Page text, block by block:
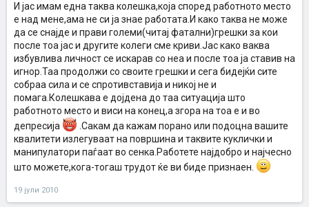
И јас имам една таква колешка,која според работното место
е над мене,ама не си ја знае работата.И како таква не може
да се снајде и прави големи(читај фатални)грешки за кои
после тоа јас и другите колеги сме криви.Јас како ваква
избувлива личност се искарав со неа и после тоа ја ставив на
игнор.Таа продолжи со своите грешки и сега бидејќи сите
собраа сила и се спротивставија и никој не и
помага.Колешкава е дојдена до таа ситуација што
работното место и виси на конец,а згора на тоа е и во
депресија
.Сакам да кажам порано или подоцна вашите
квалитети излегуваат на површина и таквите куклички и
манипулатори паѓаат во сенка.Работете најдобро и најчесно
што можете,кога-тогаш трудот ќе ви биде признаен.
19 јули 2010